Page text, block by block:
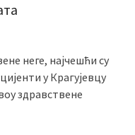
неге, најчешћи су
у Крагујевцу
здравствене